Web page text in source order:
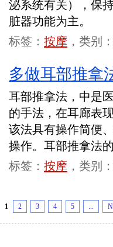
泌系统有关），保
脏器功能为主。
标签： 按摩 ，类别
多做耳部推拿
耳部推拿法，中是
的手法，在耳廊表
该法具有操作简便
操作。耳部推拿法
标签： 按摩 ，类别
1 2 3 4 5 ...